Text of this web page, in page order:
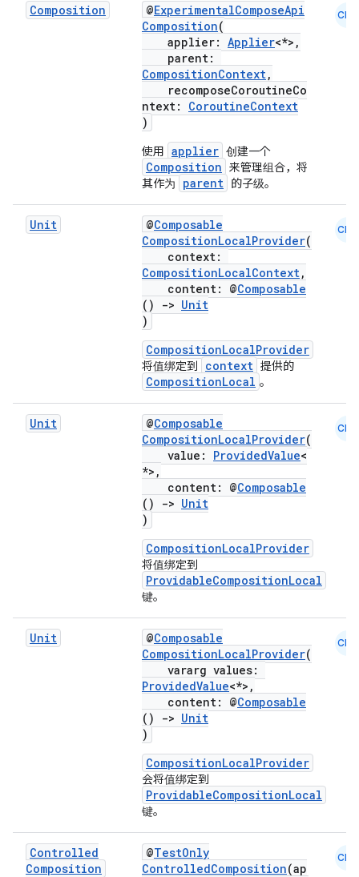
Composition @ExperimentalComposeApi
Composition(
applier: Applier<*>,
parent:
CompositionContext,
recomposeCoroutineCo
ntext: CoroutineContext
)
使用 applier 创建一个
Composition 来管理组合，将
其作为
parent 的子级。
CMN
Unit @Composable
CompositionLocalProvider(
context:
CompositionLocalContext,
content: @Composable
()
-> Unit
)
CompositionLocalProvider
将值绑定到 context 提供的
CompositionLocal 。
CMN
Unit @Composable
CompositionLocalProvider(
value: ProvidedValue<
*>,
content: @Composable
()
-> Unit
)
CompositionLocalProvider
将值绑定到
ProvidableCompositionLocal
键。
CMN
Unit @Composable
CompositionLocalProvider(
vararg values:
ProvidedValue<*>,
content: @Composable
()
-> Unit
)
CompositionLocalProvider
会将值绑定到
ProvidableCompositionLocal
键。
CMN
Controlled
Composition
@TestOnly
ControlledComposition(ap
CMN